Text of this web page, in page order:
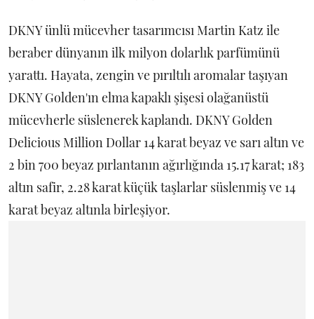
DKNY ünlü mücevher tasarımcısı Martin Katz ile
beraber dünyanın ilk milyon dolarlık parfümünü
yarattı. Hayata, zengin ve pırıltılı aromalar taşıyan
DKNY Golden'ın elma kapaklı şişesi olağanüstü
mücevherle süslenerek kaplandı. DKNY Golden
Delicious Million Dollar 14 karat beyaz ve sarı altın ve
2 bin 700 beyaz pırlantanın ağırlığında 15.17 karat; 183
altın safir, 2.28 karat küçük taşlarlar süslenmiş ve 14
karat beyaz altınla birleşiyor.